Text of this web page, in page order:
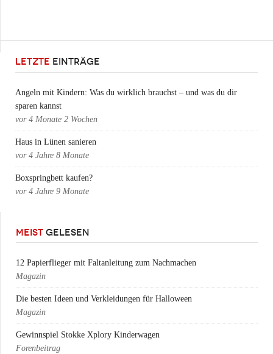
LETZTE EINTRÄGE
Angeln mit Kindern: Was du wirklich brauchst – und was du dir
sparen kannst
vor 4 Monate 2 Wochen
Haus in Lünen sanieren
vor 4 Jahre 8 Monate
Boxspringbett kaufen?
vor 4 Jahre 9 Monate
MEIST GELESEN
12 Papierflieger mit Faltanleitung zum Nachmachen
Magazin
Die besten Ideen und Verkleidungen für Halloween
Magazin
Gewinnspiel Stokke Xplory Kinderwagen
Forenbeitrag